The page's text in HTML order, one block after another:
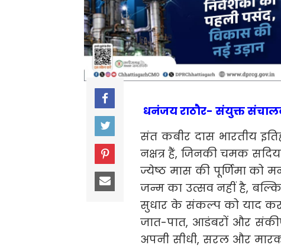
धनंजय राठौर- संयुक्त
संत कबीर दास भारतीय
नक्षत्र हैं, जिनकी चमक
ज्येष्ठ मास की पूर्णिमा
जन्म का उत्सव नहीं है,
सुधार के संकल्प को याद
जात-पात, आडंबरों और
अपनी सीधी, सरल और